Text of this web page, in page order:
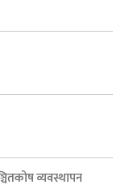
व्यवस्थापन